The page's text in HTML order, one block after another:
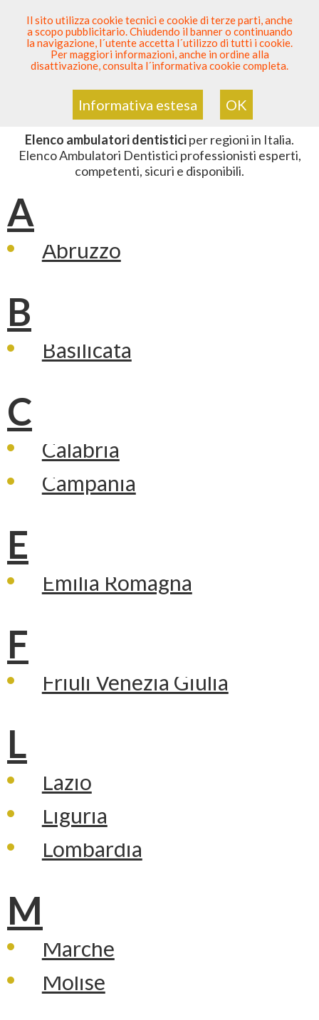
SEI DENTISTA? PARTECIPA
Sei QuiElenco>Odontoiatria >Ambulatori Dentistici
Elenco ambulatori dentisticiper regioni in Italia.
Elenco Ambulatori Dentistici professionisti esperti,
competenti, sicuri e disponibili.
A
Abruzzo
B
Basilicata
C
Calabria
Campania
E
Emilia Romagna
F
Friuli Venezia Giulia
L
Lazio
Liguria
Lombardia
M
Marche
Molise
Il sito utilizza cookie tecnici e cookie di terze parti, anche
a scopo pubblicitario. Chiudendo il banner o continuando
la navigazione, l´utente accetta l´utilizzo di tutti i cookie.
Per maggiori informazioni, anche in ordine alla
disattivazione, consulta l´informativa cookie completa.
Informativa estesa OK